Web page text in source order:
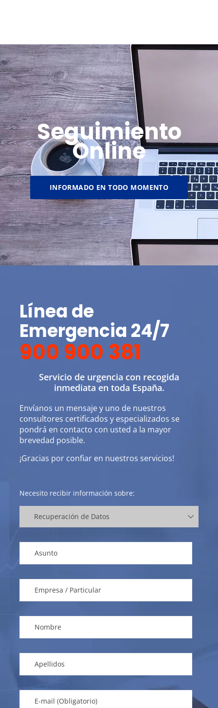
Seguimiento
Online
INFORMADO EN TODO MOMENTO
Línea de
Emergencia 24/7
900 900 381
Servicio de urgencia con recogida
inmediata en toda España.
Envíanos un mensaje y uno de nuestros
consultores certificados y especializados se
pondrá en contacto con usted a la mayor
brevedad posible.
¡Gracias por confiar en nuestros servicios!
Necesito recibir información sobre: